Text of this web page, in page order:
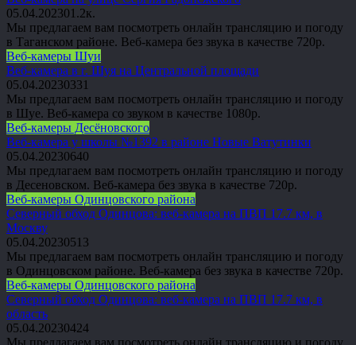
05.04.202301.2к.
Мы предлагаем вам посмотреть онлайн трансляцию и погоду
в Таганском районе. Веб-камера без звука в качестве 720p.
Веб-камеры Шуи
Веб-камера в г. Шуя на Центральной площади
05.04.20230331
Мы предлагаем вам посмотреть онлайн трансляцию и погоду
в Шуе. Веб-камера со звуком в качестве 1080p.
Веб-камеры Десёновского
Веб-камера у школы №1392 в районе Новые Ватутинки
05.04.20230640
Мы предлагаем вам посмотреть онлайн трансляцию и погоду
в Десеновском. Веб-камера без звука в качестве 720p.
Веб-камеры Одинцовского района
Северный обход Одинцова: веб-камера на ПВП 17.7 км, в
Москву
05.04.20230513
Мы предлагаем вам посмотреть онлайн трансляцию и погоду
в Одинцовском районе. Веб-камера без звука в качестве 720p.
Веб-камеры Одинцовского района
Северный обход Одинцова: веб-камера на ПВП 17.7 км, в
область
05.04.20230424
Мы предлагаем вам посмотреть онлайн трансляцию и погоду